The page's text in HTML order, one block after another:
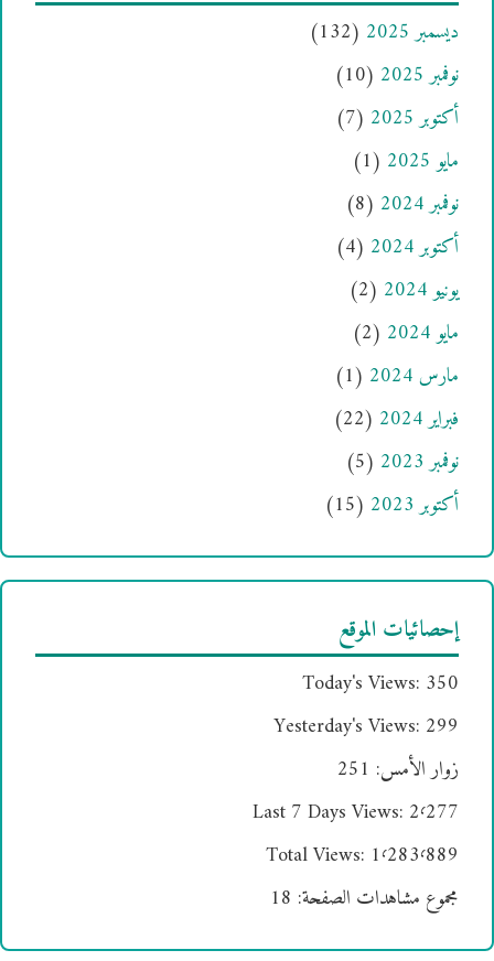
ديسمبر 2025
(132)
نوفمبر 2025
(10)
أكتوبر 2025
(7)
مايو 2025
(1)
نوفمبر 2024
(8)
أكتوبر 2024
(4)
يونيو 2024
(2)
مايو 2024
(2)
مارس 2024
(1)
فبراير 2024
(22)
نوفمبر 2023
(5)
أكتوبر 2023
(15)
إحصائيات الموقع
Today's Views: 350
Yesterday's Views: 299
زوار الأمس: 251
Last 7 Days Views: 2٬277
Total Views: 1٬283٬889
مجموع مشاهدات الصفحة: 18